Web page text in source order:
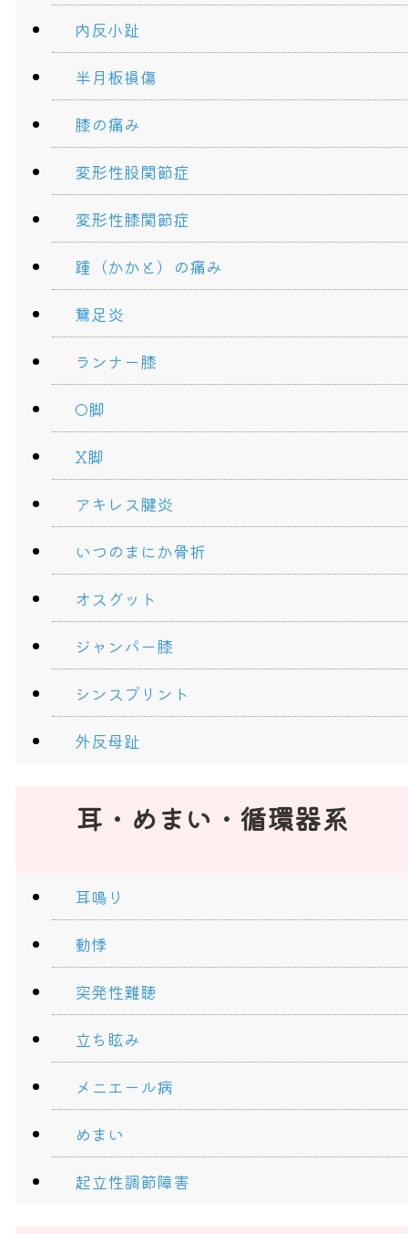
内反小趾
半月板損傷
膝の痛み
変形性股関節症
変形性膝関節症
踵（かかと）の痛み
鵞足炎
ランナー膝
O脚
X脚
アキレス腱炎
いつのまにか骨折
オスグット
ジャンパー膝
シンスプリント
外反母趾
耳・めまい・循環器系
耳鳴り
動悸
突発性難聴
立ち眩み
メニエール病
めまい
起立性調節障害